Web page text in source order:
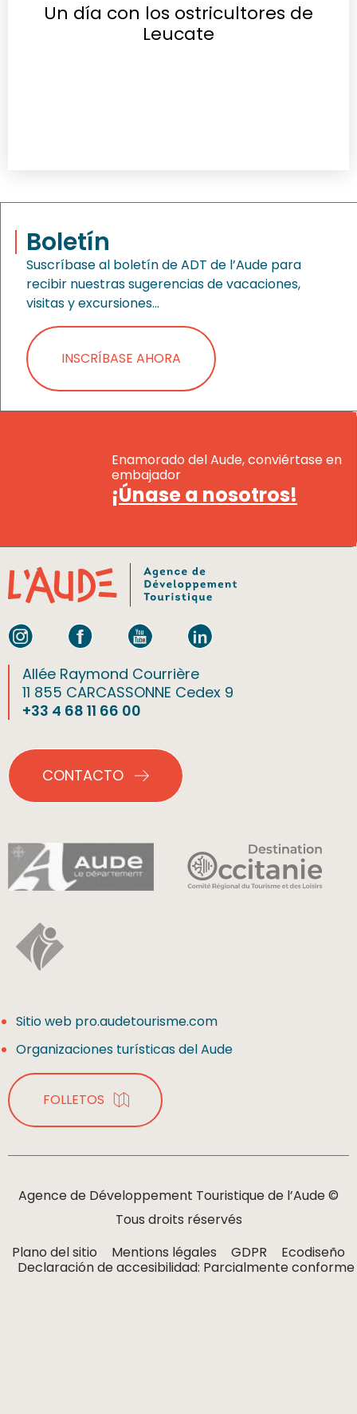
Un día con los ostricultores de
Leucate
Boletín
Suscríbase al boletín de ADT de l’Aude para
recibir nuestras sugerencias de vacaciones,
visitas y excursiones…
INSCRÍBASE AHORA
Enamorado del Aude, conviértase en
embajador
¡Únase a nosotros!
Allée Raymond Courrière
11 855 CARCASSONNE Cedex 9
+33 4 68 11 66 00
CONTACTO
Sitio web pro.audetourisme.com
Organizaciones turísticas del Aude
FOLLETOS
Agence de Développement Touristique de l’Aude ©
Tous droits réservés
Plano del sitio
Mentions légales GDPR
Ecodiseño
Declaración de accesibilidad: Parcialmente conforme